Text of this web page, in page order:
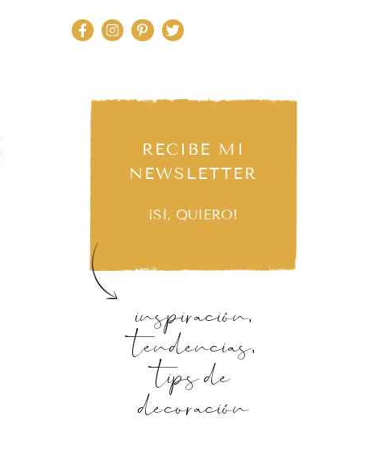
RECIBE MI
NEWSLETTER
¡SÍ, QUIERO!
inspiración,
tendencias,
tips de
decoración